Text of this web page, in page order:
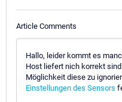
Article Comments
Hallo, leider kommt es
Host liefert nich korrekt
Möglichkeit diese zu
Einstellungen des Sensors